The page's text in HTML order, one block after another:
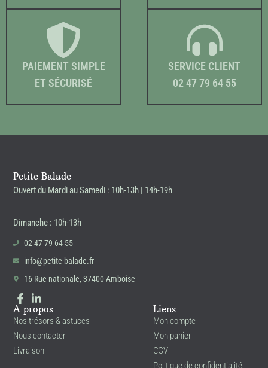
PAIEMENT SIMPLE
ET SÉCURISÉ
SERVICE CLIENT
02 47 79 64 55
Petite Balade
Ouvert du Mardi au Samedi : 10h-13h | 14h-19h
Dimanche : 10h-13h
02 47 79 64 55
info@petite-balade.fr
16 Rue nationale, 37400 Amboise
A propos
Nos trésors & astuces
Nous contacter
Livraison
Liens
Mon compte
Mon panier
CGV
Politique de confidentialité